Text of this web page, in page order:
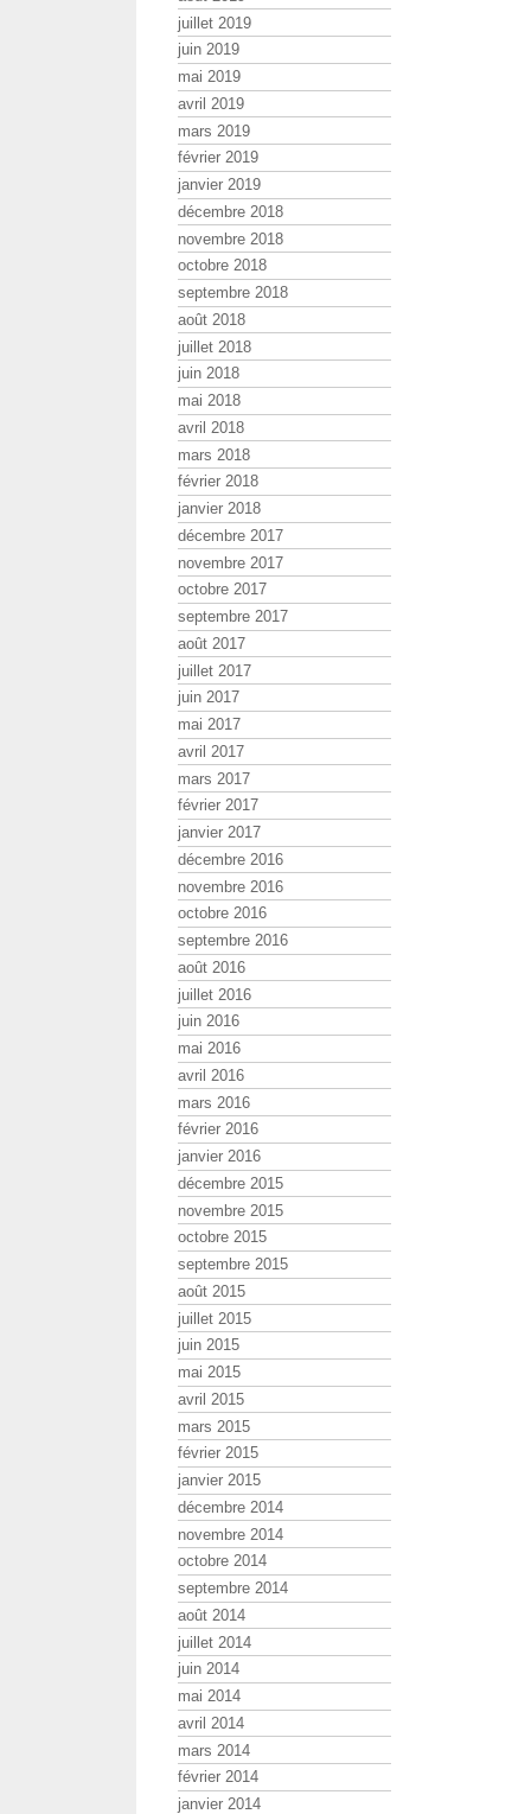
juillet 2019
juin 2019
mai 2019
avril 2019
mars 2019
février 2019
janvier 2019
décembre 2018
novembre 2018
octobre 2018
septembre 2018
août 2018
juillet 2018
juin 2018
mai 2018
avril 2018
mars 2018
février 2018
janvier 2018
décembre 2017
novembre 2017
octobre 2017
septembre 2017
août 2017
juillet 2017
juin 2017
mai 2017
avril 2017
mars 2017
février 2017
janvier 2017
décembre 2016
novembre 2016
octobre 2016
septembre 2016
août 2016
juillet 2016
juin 2016
mai 2016
avril 2016
mars 2016
février 2016
janvier 2016
décembre 2015
novembre 2015
octobre 2015
septembre 2015
août 2015
juillet 2015
juin 2015
mai 2015
avril 2015
mars 2015
février 2015
janvier 2015
décembre 2014
novembre 2014
octobre 2014
septembre 2014
août 2014
juillet 2014
juin 2014
mai 2014
avril 2014
mars 2014
février 2014
janvier 2014